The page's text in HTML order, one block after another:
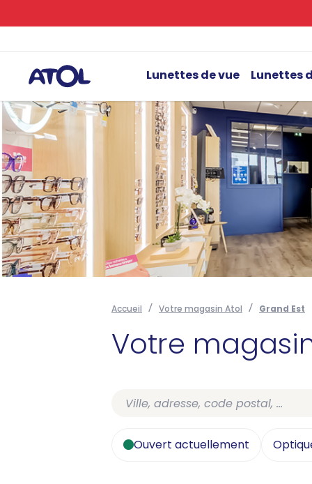
Lunettes de vue Lunettes
Accueil Votre magasin Atol Grand Est
Votre
Ouvert actuellement